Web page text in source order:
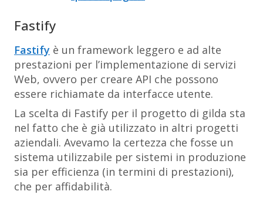
Fastify
Fastify è un framework leggero e ad alte
prestazioni per l’implementazione di servizi
Web, ovvero per creare API che possono
essere richiamate da interfacce utente.
La scelta di Fastify per il progetto di gilda sta
nel fatto che è già utilizzato in altri progetti
aziendali. Avevamo la certezza che fosse un
sistema utilizzabile per sistemi in produzione
sia per efficienza (in termini di prestazioni),
che per affidabilità.